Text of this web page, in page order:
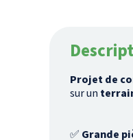
Projet de
sur un
✅ Grande